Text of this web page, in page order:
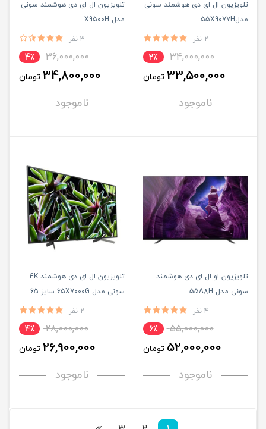
تلویزیون ال ای دی هوشمند سونی
مدل55X9077H
2 نفر
34,000,000 2٪
33,500,000 تومان
ناموجود
تلویزیون ال ای دی هوشمند سونی
مدل X9500H
3 نفر
36,000,000 4٪
34,800,000 تومان
ناموجود
تلویزیون او ال ای دی هوشمند
سونی مدل 55A8H
4 نفر
55,000,000 6٪
52,000,000 تومان
ناموجود
تلویزیون ال ای دی هوشمند 4K
سونی مدل 65X7000G سایز 65
2 نفر
28,000,000 4٪
26,900,000 تومان
ناموجود